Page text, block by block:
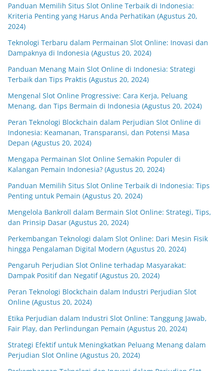
Panduan Memilih Situs Slot Online Terbaik di Indonesia:
Kriteria Penting yang Harus Anda Perhatikan (Agustus 20,
2024)
Teknologi Terbaru dalam Permainan Slot Online: Inovasi dan
Dampaknya di Indonesia (Agustus 20, 2024)
Panduan Menang Main Slot Online di Indonesia: Strategi
Terbaik dan Tips Praktis (Agustus 20, 2024)
Mengenal Slot Online Progressive: Cara Kerja, Peluang
Menang, dan Tips Bermain di Indonesia (Agustus 20, 2024)
Peran Teknologi Blockchain dalam Perjudian Slot Online di
Indonesia: Keamanan, Transparansi, dan Potensi Masa
Depan (Agustus 20, 2024)
Mengapa Permainan Slot Online Semakin Populer di
Kalangan Pemain Indonesia? (Agustus 20, 2024)
Panduan Memilih Situs Slot Online Terbaik di Indonesia: Tips
Penting untuk Pemain (Agustus 20, 2024)
Mengelola Bankroll dalam Bermain Slot Online: Strategi, Tips,
dan Prinsip Dasar (Agustus 20, 2024)
Perkembangan Teknologi dalam Slot Online: Dari Mesin Fisik
hingga Pengalaman Digital Modern (Agustus 20, 2024)
Pengaruh Perjudian Slot Online terhadap Masyarakat:
Dampak Positif dan Negatif (Agustus 20, 2024)
Peran Teknologi Blockchain dalam Industri Perjudian Slot
Online (Agustus 20, 2024)
Etika Perjudian dalam Industri Slot Online: Tanggung Jawab,
Fair Play, dan Perlindungan Pemain (Agustus 20, 2024)
Strategi Efektif untuk Meningkatkan Peluang Menang dalam
Perjudian Slot Online (Agustus 20, 2024)